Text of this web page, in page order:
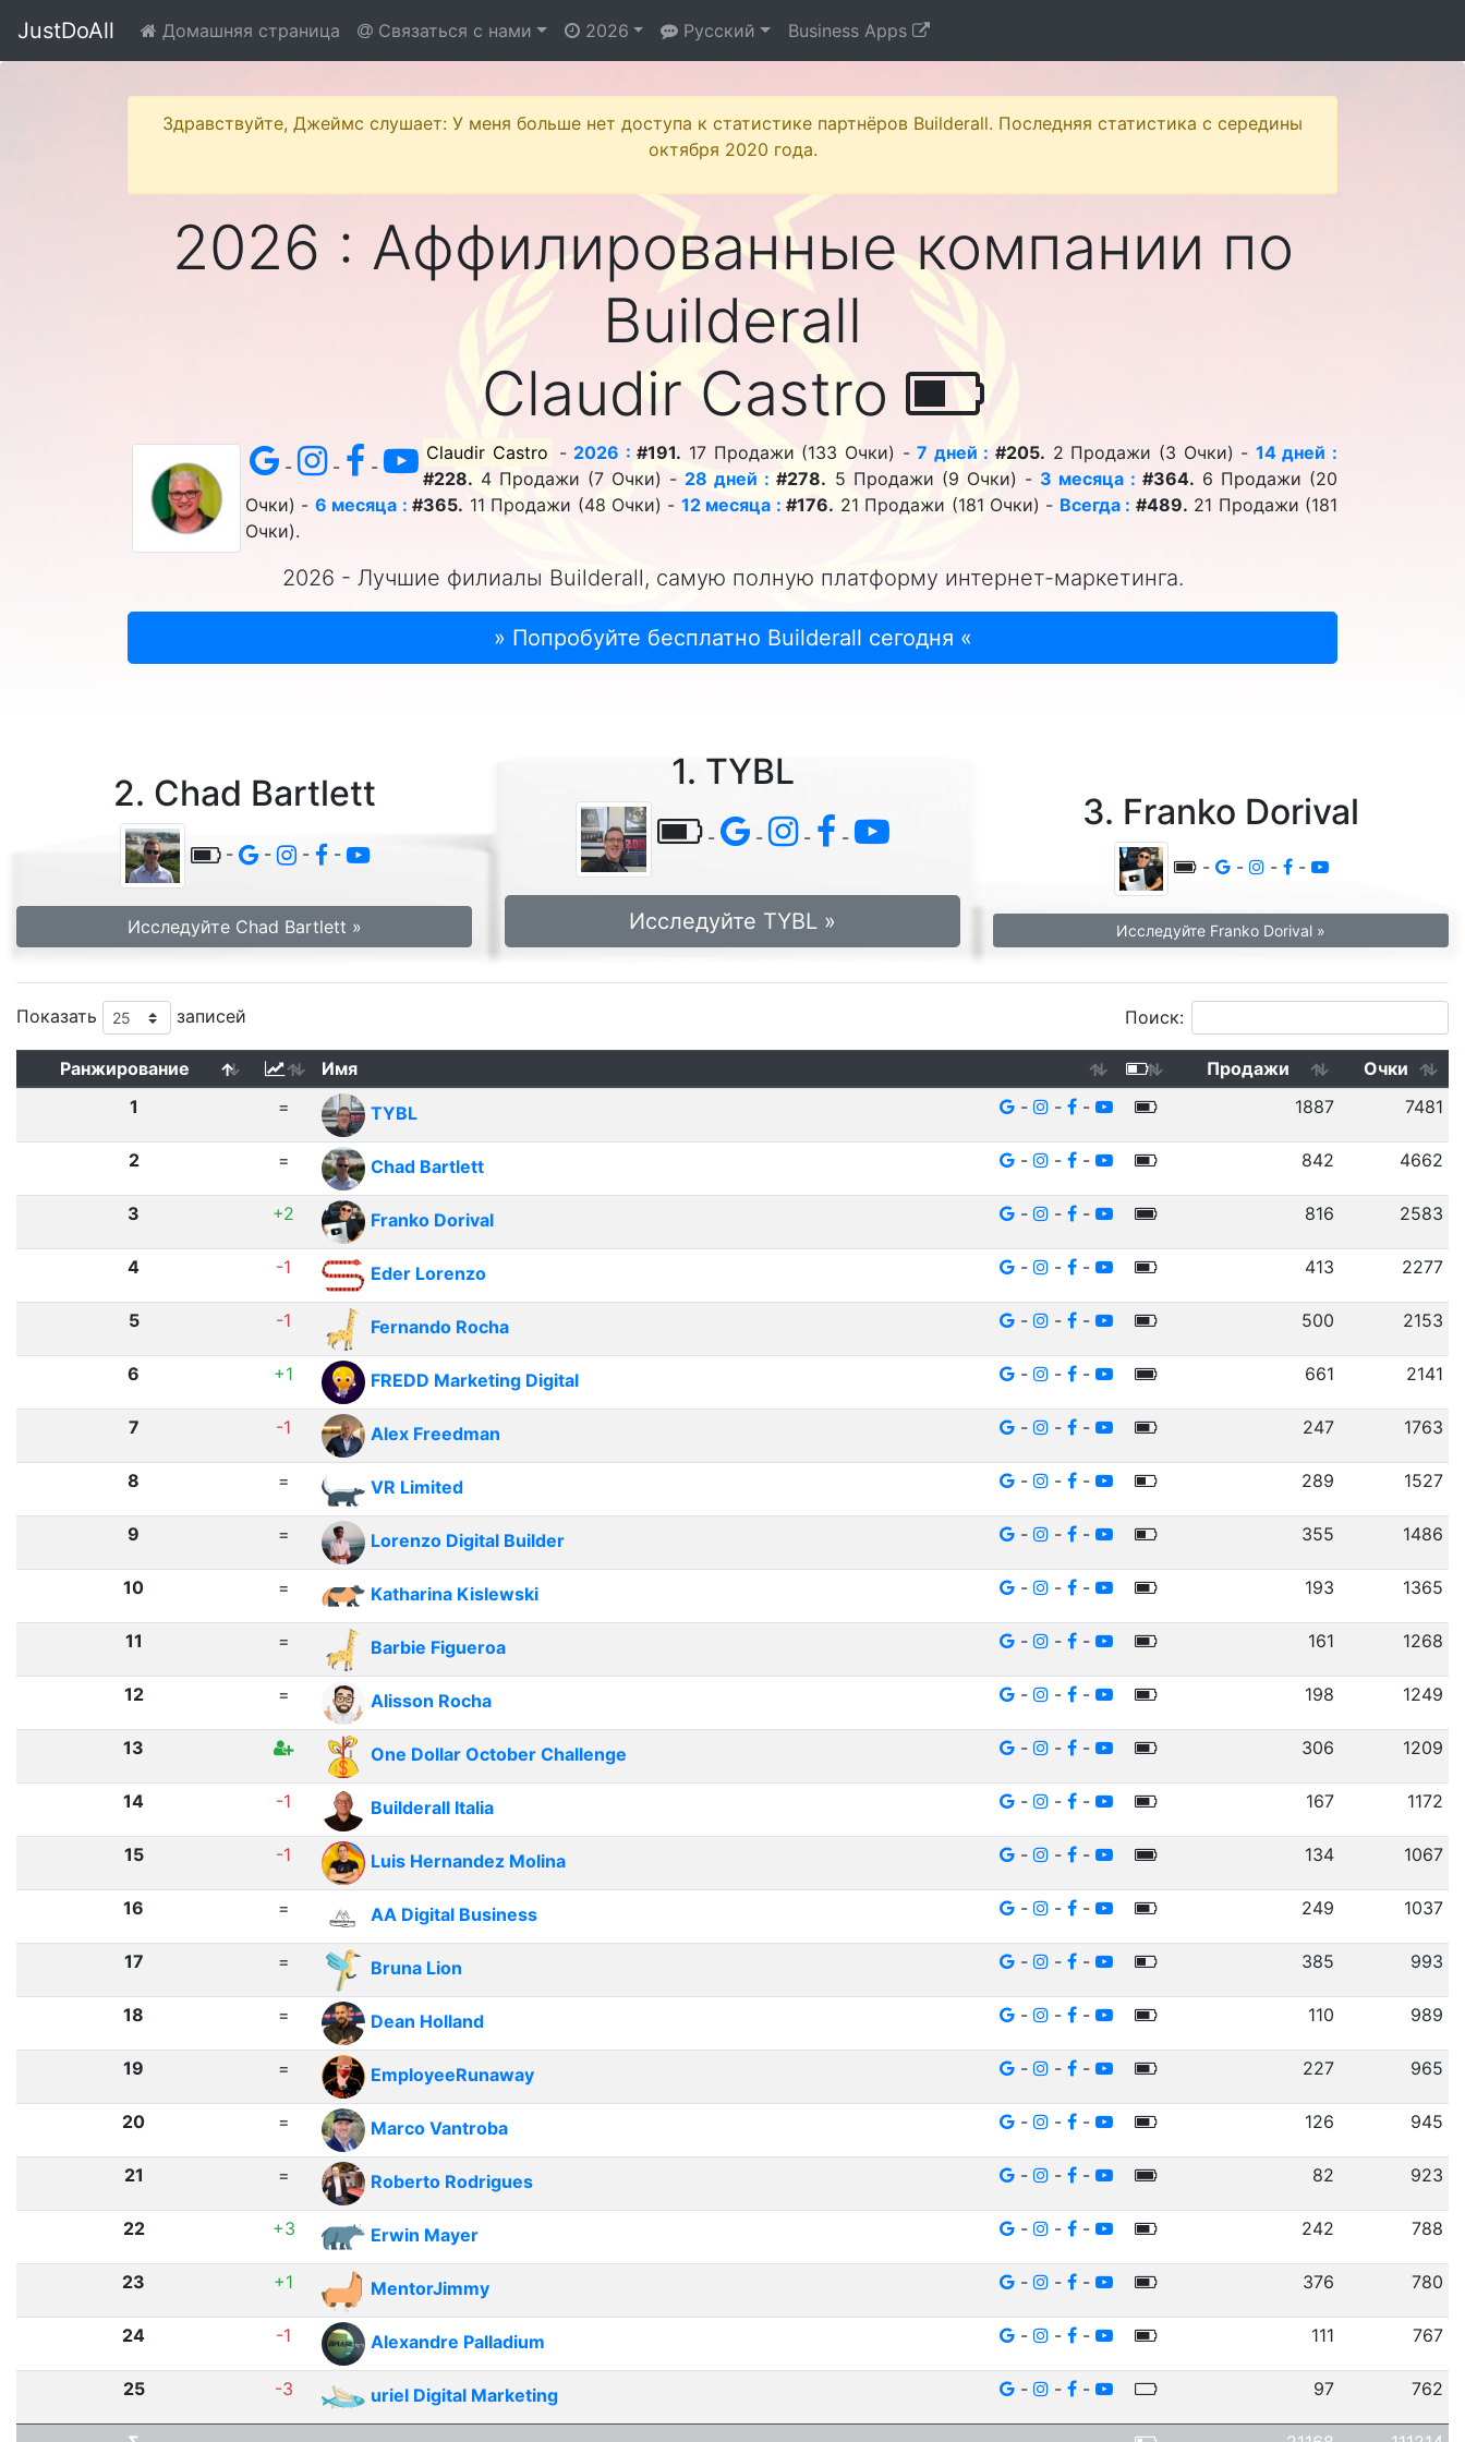
JustDoAll Домашняя страница Связаться с нами 2026 Русский Business Apps
Здравствуйте, Джеймс слушает: У меня больше нет доступа к статистике партнёров Builderall. Последняя статистика с середины
октября 2020 года.
2026 : Аффилированные компании по
Builderall
Claudir Castro
- - -
Claudir Castro - 2026 : #191. 17 Продажи (133 Очки) -7 дней : #205. 2 Продажи (3 Очки) - 14 дней :
#228. 4 Продажи (7 Очки) - 28 дней : #278. 5 Продажи (9 Очки) - 3 месяца : #364. 6 Продажи (20
Очки) - 6 месяца : #365. 11 Продажи (48 Очки) - 12 месяца : #176. 21 Продажи (181 Очки) - Всегда : #489. 21 Продажи (181
Очки).
2026 - Лучшие филиалы Builderall, самую полную платформу интернет-маркетинга.
» Попробуйте бесплатно Builderall сегодня «
2. Chad Bartlett
- - - -
Исследуйте Chad Bartlett »
1. TYBL
- - - -
Исследуйте TYBL »
3. Franko Dorival
- - - -
Исследуйте Franko Dorival »
Показать записей Поиск:
Ранжирование Имя Продажи
Очки
1
= TYBL - - - 1887 7481
2 = Chad Bartlett - - - 842 4662
3 +2 Franko Dorival - - - 816 2583
4 -1 Eder Lorenzo - - - 413 2277
5 -1 Fernando Rocha - - - 500 2153
6 +1 FREDD Marketing Digital - - - 661 2141
7 -1 Alex Freedman - - - 247 1763
8 = VR Limited - - - 289 1527
9 = Lorenzo Digital Builder - - - 355 1486
10 = Katharina Kislewski - - - 193 1365
11 = Barbie Figueroa - - - 161 1268
12 = Alisson Rocha - - - 198 1249
13 One Dollar October Challenge - - - 306 1209
14 -1 Builderall Italia - - - 167 1172
15 -1 Luis Hernandez Molina - - - 134 1067
16 = AA Digital Business - - - 249 1037
17 = Bruna Lion - - - 385 993
18 = Dean Holland - - - 110 989
19 = EmployeeRunaway - - - 227 965
20 = Marco Vantroba - - - 126 945
21 = Roberto Rodrigues - - - 82 923
22 +3 Erwin Mayer - - - 242 788
23 +1 MentorJimmy - - - 376 780
24 -1 Alexandre Palladium - - - 111 767
25 -3 uriel Digital Marketing - - - 97 762